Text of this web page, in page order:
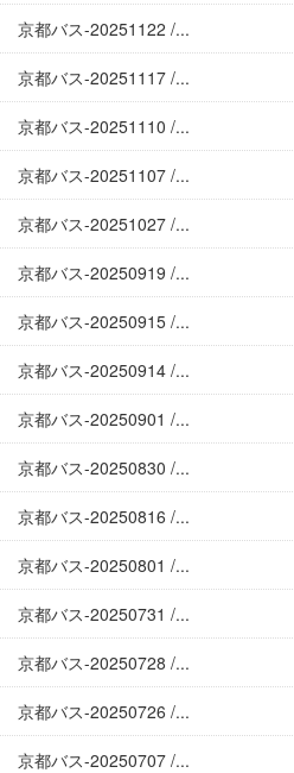
京都バス-20251122 /...
京都バス-20251117 /...
京都バス-20251110 /...
京都バス-20251107 /...
京都バス-20251027 /...
京都バス-20250919 /...
京都バス-20250915 /...
京都バス-20250914 /...
京都バス-20250901 /...
京都バス-20250830 /...
京都バス-20250816 /...
京都バス-20250801 /...
京都バス-20250731 /...
京都バス-20250728 /...
京都バス-20250726 /...
京都バス-20250707 /...